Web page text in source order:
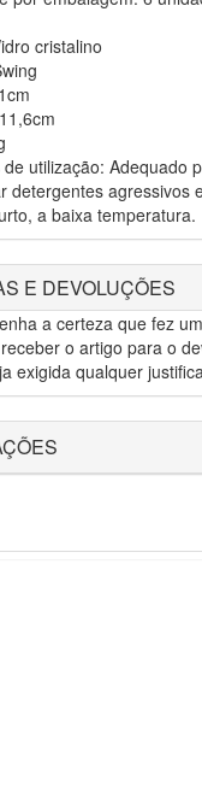
cristalino
utilização: Adequado
detergentes agressivos
a baixa temperatura.
E DEVOLUÇÕES
a certeza que fez
o artigo para o
exigida qualquer
sharing via social
our Privacy and